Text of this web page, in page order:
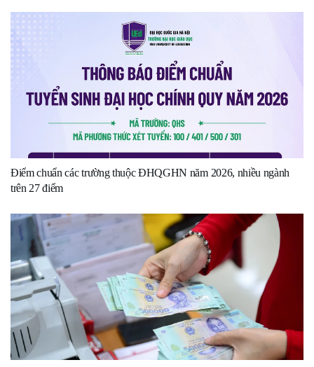
Điểm chuẩn các trường thuộc ĐHQGHN năm 2026, nhiều ngành
trên 27 điểm